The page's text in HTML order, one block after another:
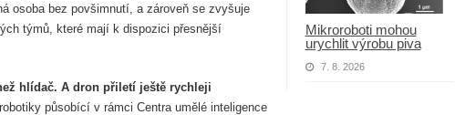
Mikroroboti mohou
urychlit výrobu piva
7. 8. 2026
osoba bez povšimnutí, a zároveň se zvyšuje
týmů, které mají k dispozici přesnější
hlídač. A dron přiletí ještě rychleji
působící v rámci Centra umělé inteligence